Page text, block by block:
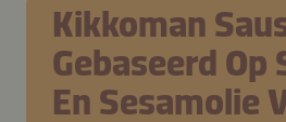
Kikkoman
Gebaseerd Op
En Sesamolie